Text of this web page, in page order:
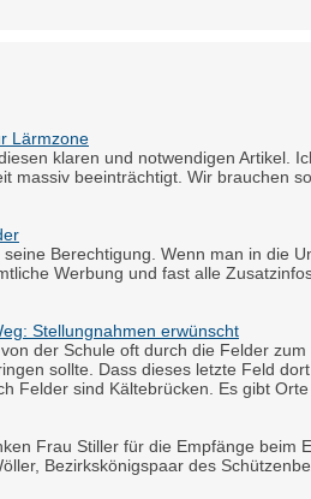
Lärmzone
klaren und notwendigen Artikel.
massiv beeinträchtigt. Wir brauchen
Berechtigung. Wenn man in die
Werbung und fast alle
Stellungnahmen erwünscht
der Schule oft durch die Felder
sollte. Dass dieses letzte Feld
Felder sind Kältebrücken. Es gibt Orte
Frau Stiller für die Empfänge
Bezirkskönigspaar des